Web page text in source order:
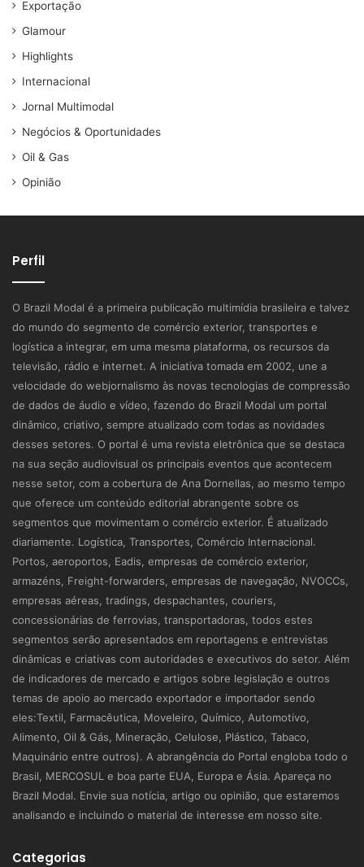
Exportação
Glamour
Highlights
Internacional
Jornal Multimodal
Negócios & Oportunidades
Oil & Gas
Opinião
Perfil
O Brazil Modal é a primeira publicação multimídia brasileira e talvez
do mundo do segmento de comércio exterior, transportes e
logística a integrar, em uma mesma plataforma, os recursos da
televisão, rádio e internet. A iniciativa tomada em 2002, une a
velocidade do webjornalismo às novas tecnologias de compressão
de dados de áudio e vídeo, fazendo do Brazil Modal um portal
dinâmico, criativo, sempre atualizado com todas as novidades
desses setores. O portal é uma revista eletrônica que se destaca
na sua seção audiovisual os principais eventos que acontecem
nesse setor, com a cobertura de Ana Dornellas, ao mesmo tempo
que oferece um conteúdo editorial abrangente sobre os
segmentos que movimentam o comércio exterior. É atualizado
diariamente. Logística, Transportes, Comércio Internacional.
Portos, aeroportos, Eadis, empresas de comércio exterior,
armazéns, Freight-forwarders, empresas de navegação, NVOCCs,
empresas aéreas, tradings, despachantes, couriers,
concessionárias de ferrovias, transportadoras, todos estes
segmentos serão apresentados em reportagens e entrevistas
dinâmicas e criativas com autoridades e executivos do setor. Além
de indicadores de mercado e artigos sobre legislação e outros
temas de apoio ao mercado exportador e importador sendo
eles:Textil, Farmacêutica, Moveleiro, Químico, Automotivo,
Alimento, Oil & Gás, Mineração, Celulose, Plástico, Tabaco,
Maquinário entre outros). A abrangência do Portal engloba todo o
Brasil, MERCOSUL e boa parte EUA, Europa e Ásia. Apareça no
Brazil Modal. Envie sua notícia, artigo ou opinião, que estaremos
analisando e incluindo o material de interesse em nosso site.
Categorias